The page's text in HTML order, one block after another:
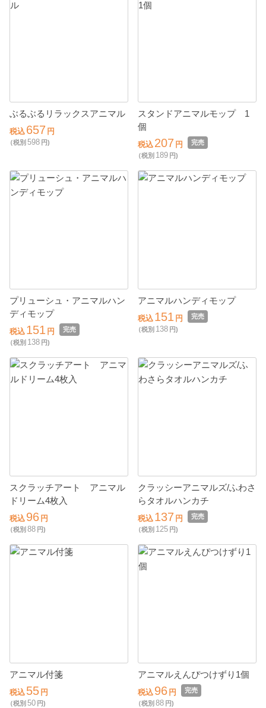
ぶるぶるリラックスアニマル
税込 657 円
（税別 598 円)
スタンドアニマルモップ 1
個
税込 207 円
完売
（税別 189 円)
プリューシュ・アニマルハン
ディモップ
税込 151 円
完売
（税別 138 円)
アニマルハンディモップ
税込 151 円
完売
（税別 138 円)
スクラッチアート アニマル
ドリーム4枚入
税込 96 円
（税別 88 円)
クラッシーアニマルズ/ふわさ
らタオルハンカチ
税込 137 円
完売
（税別 125 円)
アニマル付箋
税込 55 円
（税別 50 円)
アニマルえんぴつけずり1個
税込 96 円
完売
（税別 88 円)